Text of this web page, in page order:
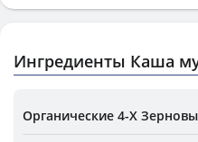
Ингредиенты Каша
Органические 4-Х